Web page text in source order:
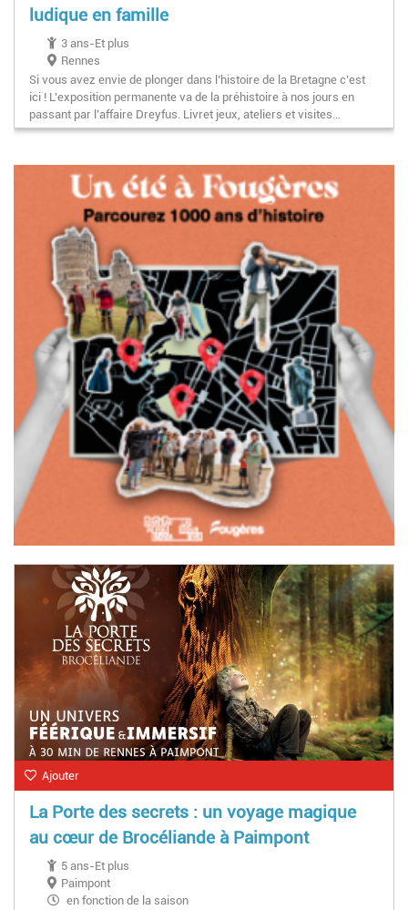
ludique en famille
3 ans-Et plus
Rennes
Si vous avez envie de plonger dans l’histoire de la Bretagne c’est
ici ! L’exposition permanente va de la préhistoire à nos jours en
passant par l’affaire Dreyfus. Livret jeux, ateliers et visites…
Ajouter
La Porte des secrets : un voyage magique
au cœur de Brocéliande à Paimpont
5 ans-Et plus
Paimpont
en fonction de la saison